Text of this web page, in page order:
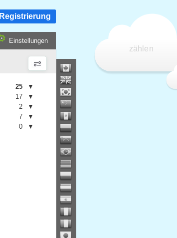
zählen
Registrierung
Einstellungen
25
▼
17
▼
2
▼
7
▼
0 ▼